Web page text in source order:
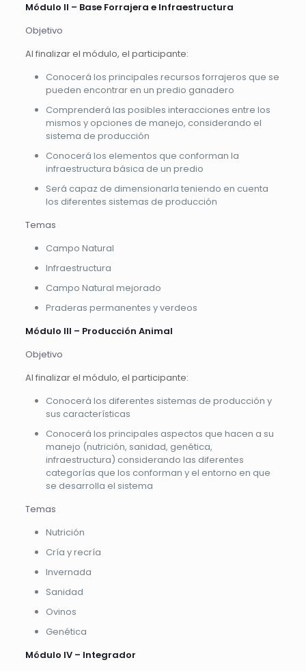
Módulo II – Base Forrajera e Infraestructura
Objetivo
Al finalizar el módulo, el participante:
Conocerá los principales recursos forrajeros que se
pueden encontrar en un predio ganadero
Comprenderá las posibles interacciones entre los
mismos y opciones de manejo, considerando el
sistema de producción
Conocerá los elementos que conforman la
infraestructura básica de un predio
Será capaz de dimensionarla teniendo en cuenta
los diferentes sistemas de producción
Temas
Campo Natural
Infraestructura
Campo Natural mejorado
Praderas permanentes y verdeos
Módulo III – Producción Animal
Objetivo
Al finalizar el módulo, el participante:
Conocerá los diferentes sistemas de producción y
sus características
Conocerá los principales aspectos que hacen a su
manejo (nutrición, sanidad, genética,
infraestructura) considerando las diferentes
categorías que los conforman y el entorno en que
se desarrolla el sistema
Temas
Nutrición
Cría y recría
Invernada
Sanidad
Ovinos
Genética
Módulo IV – Integrador